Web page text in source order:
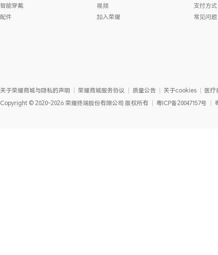
智能穿戴
配件
视频
加入荣耀
支付方式
常见问题
关于荣耀商城与隐私的声明 荣耀商城服务协议 质量公告 关于cookies
医疗
Copyright © 2020-2026 荣耀终端股份有限公司 版权所有 粤ICP备20047157号